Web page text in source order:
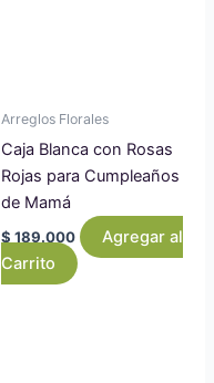
Arreglos Florales
Caja Blanca con Rosas
Rojas para Cumpleaños
de Mamá
$ 189.000
Agregar al
Carrito